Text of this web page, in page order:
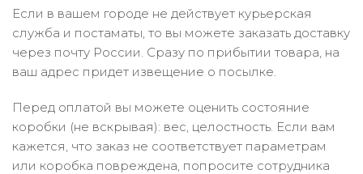
Если в вашем городе не действует курьерская
служба и постаматы, то вы можете заказать доставку
через почту России. Сразу по прибытии товара, на
ваш адрес придет извещение о посылке.
Перед оплатой вы можете оценить состояние
коробки (не вскрывая): вес, целостность. Если вам
кажется, что заказ не соответствует параметрам
или коробка повреждена, попросите сотрудника